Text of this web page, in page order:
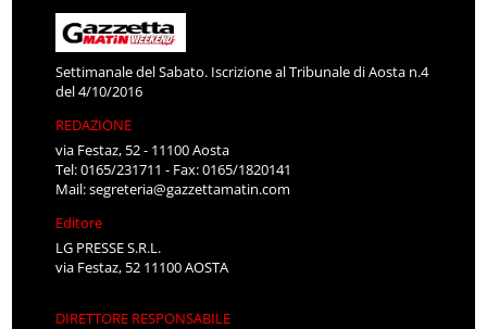
Settimanale del Sabato. Iscrizione al Tribunale di Aosta n.4
del 4/10/2016
REDAZIONE
via Festaz, 52 - 11100 Aosta
Tel: 0165/231711 - Fax: 0165/1820141
Mail:segreteria@gazzettamatin.com
Editore
LG PRESSE S.R.L.
via Festaz, 52 11100 AOSTA
DIRETTORE RESPONSABILE